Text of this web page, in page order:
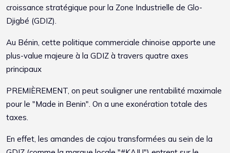
croissance stratégique pour la Zone Industrielle de Glo-
Djigbé (GDIZ).
Au Bénin, cette politique commerciale chinoise apporte une
plus-value majeure à la GDIZ à travers quatre axes
principaux
PREMIÈREMENT, on peut souligner une rentabilité maximale
pour le "Made in Benin". On a une exonération totale des
taxes.
En effet, les amandes de cajou transformées au sein de la